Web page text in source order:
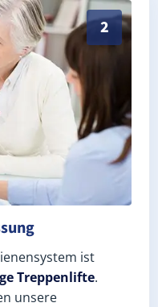
2
(bei Schleiz) (Saale-
ist
Treppenlifte.
unsere